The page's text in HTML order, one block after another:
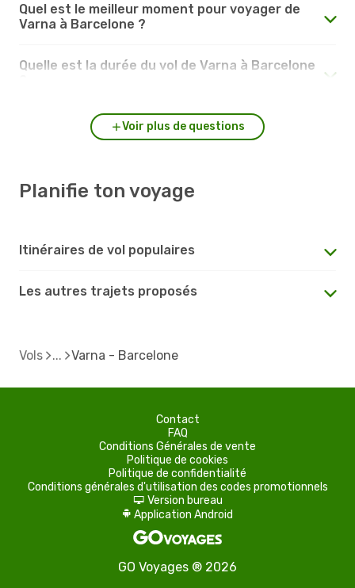
Quel est le meilleur moment pour voyager de
Varna à Barcelone ?
Quelle est la durée du vol de Varna à Barcelone
Voir plus de questions
Planifie ton voyage
Itinéraires de vol populaires
Les autres trajets proposés
Vols Varna - Barcelone
Contact
FAQ
Conditions Générales de vente
Politique de cookies
Politique de confidentialité
Conditions générales d'utilisation des codes promotionnels
d Version bureau
A Application Android
GO Voyages ® 2026